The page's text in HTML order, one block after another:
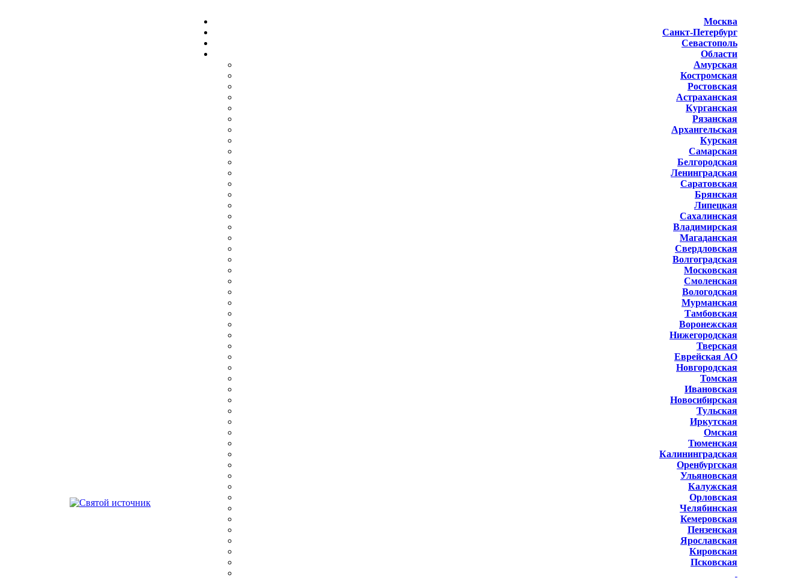
Москва
Санкт-Петербург
Севастополь
Области
Амурская
Костромская
Ростовская
Астраханская
Курганская
Рязанская
Архангельская
Курская
Самарская
Белгородская
Ленинградская
Саратовская
Брянская
Липецкая
Сахалинская
Владимирская
Магаданская
Свердловская
Волгоградская
Московская
Смоленская
Вологодская
Мурманская
Тамбовская
Воронежская
Нижегородская
Тверская
Еврейская АО
Новгородская
Томская
Ивановская
Новосибирская
Тульская
Иркутская
Омская
Тюменская
Калининградская
Оренбургская
Ульяновская
Калужская
Орловская
Челябинская
Кемеровская
Пензенская
Ярославская
Кировская
Псковская